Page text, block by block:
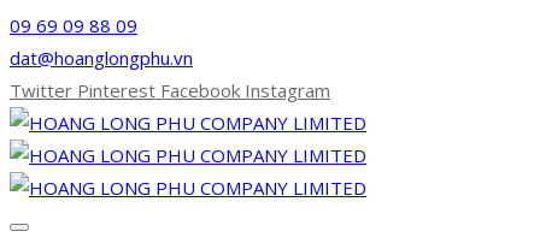
09 69 09 88 09
dat@hoanglongphu.vn
Twitter Pinterest Facebook Instagram